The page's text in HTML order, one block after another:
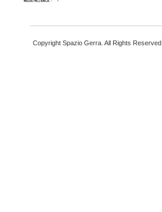
Copyright Spazio Gerra. All Rights Reserved.